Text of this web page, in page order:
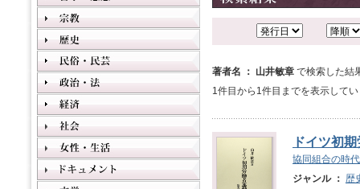
著者名 ： 山井敏章 で検索した結
1件目から1件目までを表示して
ドイツ初
協同組合の時代
ジャンル ： 歴